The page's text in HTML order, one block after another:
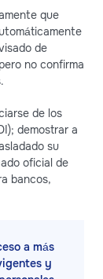
que
de
no confirma
de los
demostrar a
su
oficial de
bancos,
a más
y